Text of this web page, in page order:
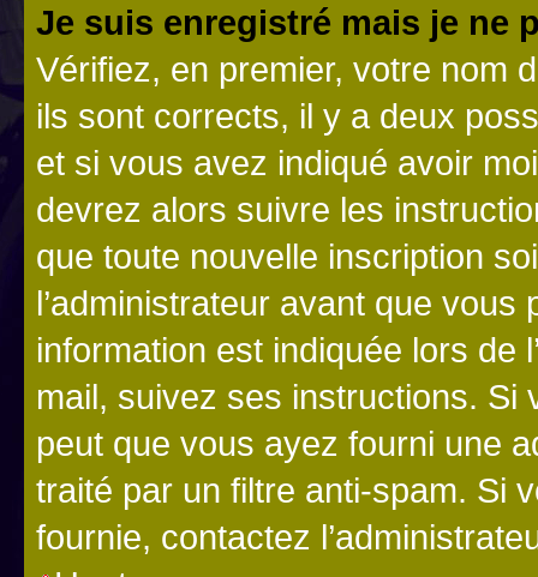
Je suis enregistré mais je ne
Vérifiez, en premier, votre nom
ils sont corrects, il y a deux
et si vous avez indiqué avoir
devrez alors suivre les
que toute nouvelle inscription
l’administrateur avant que
information est indiquée lors de
mail, suivez ses instructions. Si
peut que vous ayez fourni une
traité par un filtre anti-spam. Si
fournie, contactez